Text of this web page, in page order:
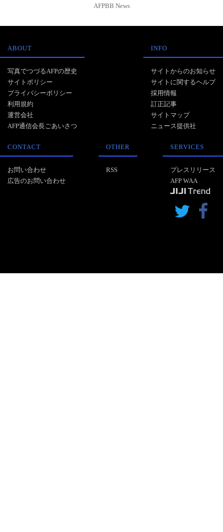
AFPBB News
ABOUT
写真でつづるAFPの歴史
サイトポリシー
プライバシーポリシー
利用規約
運営会社
AFP通信会長ごあいさつ
INFO
サイトからのお知らせ
サイトに関するヘルプ
採用情報
訂正記事
サイトマップ
ニュース提供社
CONTACT
お問い合わせ
広告のお問い合わせ
OTHER
RSS
SERVICES
プレスリリース
AFP WAA